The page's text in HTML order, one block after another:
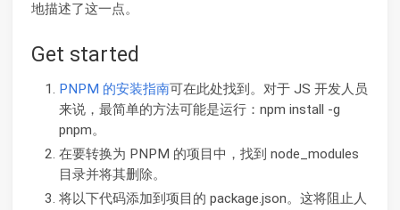
地描述了这一点。
Get started
PNPM 的安装指南可在此处找到。对于 JS 开发人员
来说，最简单的方法可能是运行：npm install -g
pnpm。
在要转换为 PNPM 的项目中，找到 node_modules
目录并将其删除。
将以下代码添加到项目的 package.json。这将阻止人